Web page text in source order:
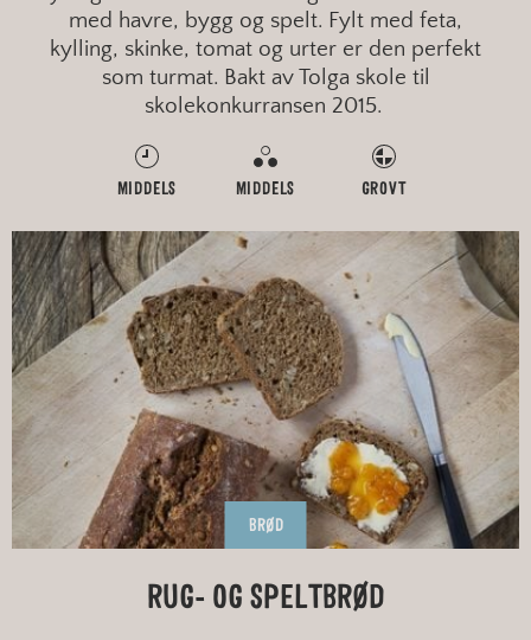
med havre, bygg og spelt. Fylt med feta,
kylling, skinke, tomat og urter er den perfekt
som turmat. Bakt av Tolga skole til
skolekonkurransen 2015.
MIDDELS MIDDELS GROVT
BRØD
RUG- OG SPELTBRØD